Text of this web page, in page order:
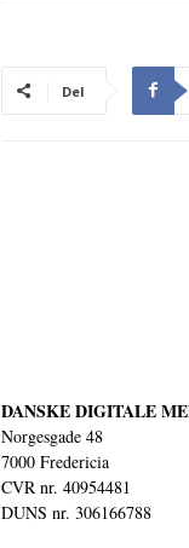
Del
DANSKE DIGITALE
Norgesgade 48
7000 Fredericia
CVR nr. 40954481
DUNS nr. 306166788